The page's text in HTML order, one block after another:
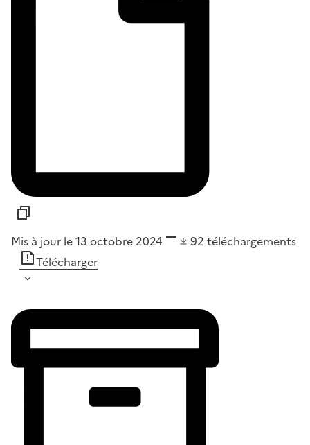
Mis à jour le 13 octobre 2024 92 téléchargements
Télécharger